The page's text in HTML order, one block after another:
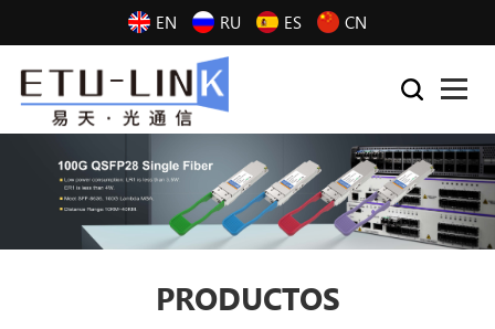
EN RU ES CN
PRODUCTOS